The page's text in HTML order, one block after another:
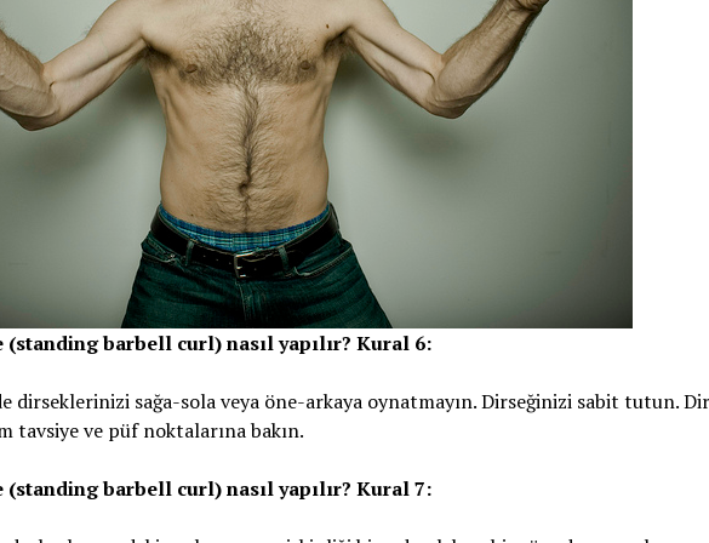
barbell curl) nasıl yapılır? Kural 6:
dirseklerinizi sağa-sola veya öne-arkaya oynatmayın. Dirseğinizi sabit tutun.
tavsiye ve püf noktalarına bakın.
barbell curl) nasıl yapılır? Kural 7: